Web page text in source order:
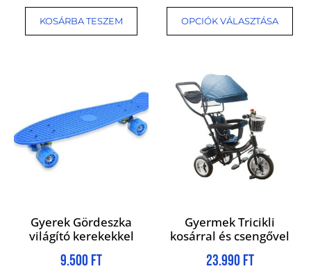
KOSÁRBA TESZEM OPCIÓK VÁLASZTÁSA
Gyerek Gördeszka
világító kerekekkel
9.500 Ft
Gyermek Tricikli
kosárral és csengővel
23.990 Ft